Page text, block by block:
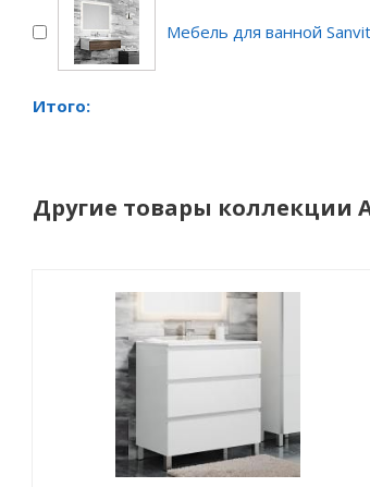
Мебель для ванной
Итого:
Другие товары коллекции